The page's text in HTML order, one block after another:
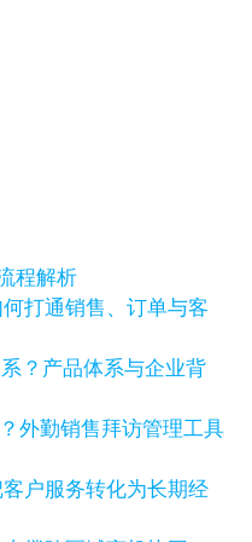
程解析
打通销售、订单与客
？产品体系与企业背
外勤销售拜访管理工具
户服务转化为长期经